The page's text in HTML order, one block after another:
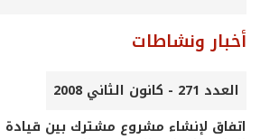
أخبار ونشاطات
العدد 271 - كانون الثاني 2008
اتفاق لإنشاء مشروع مشترك بين قيادة